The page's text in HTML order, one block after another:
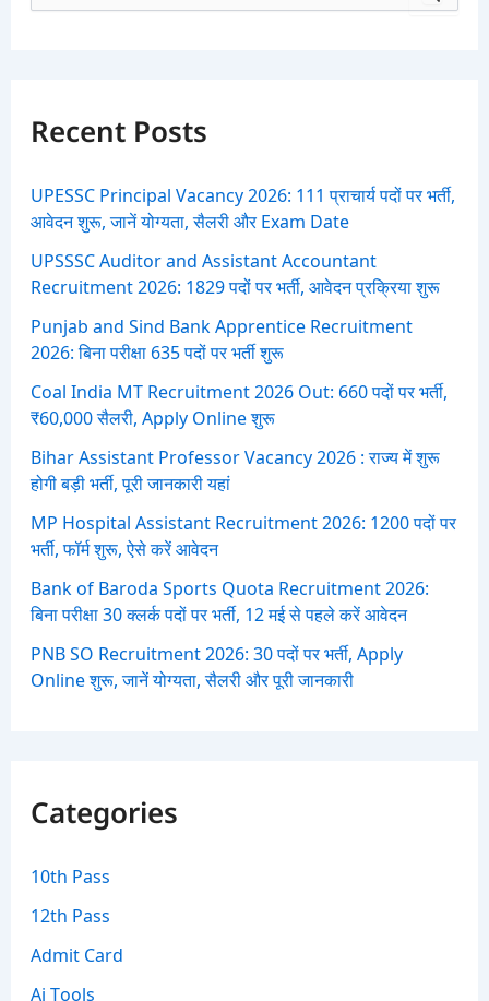
e
f
o
:
Recent Posts
UPESSC Principal Vacancy 2026: 111 प्राचार्य पदों पर भर्ती,
आवेदन शुरू, जानें योग्यता, सैलरी और Exam Date
UPSSSC Auditor and Assistant Accountant
Recruitment 2026: 1829 पदों पर भर्ती, आवेदन प्रक्रिया शुरू
Punjab and Sind Bank Apprentice Recruitment
2026: बिना परीक्षा 635 पदों पर भर्ती शुरू
Coal India MT Recruitment 2026 Out: 660 पदों पर भर्ती,
₹60,000 सैलरी, Apply Online शुरू
Bihar Assistant Professor Vacancy 2026 : राज्य में शुरू
होगी बड़ी भर्ती, पूरी जानकारी यहां
MP Hospital Assistant Recruitment 2026: 1200 पदों पर
भर्ती, फॉर्म शुरू, ऐसे करें आवेदन
Bank of Baroda Sports Quota Recruitment 2026:
बिना परीक्षा 30 क्लर्क पदों पर भर्ती, 12 मई से पहले करें आवेदन
PNB SO Recruitment 2026: 30 पदों पर भर्ती, Apply
Online शुरू, जानें योग्यता, सैलरी और पूरी जानकारी
Categories
10th Pass
12th Pass
Admit Card
Ai Tools